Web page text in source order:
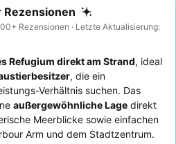
Rezensionen · Letzte Aktualisierung:
Refugium direkt am Strand, ideal
, die ein
Verhältnis suchen. Das
außergewöhnliche Lage direkt
Meerblicke sowie einfachen
Arm und dem Stadtzentrum.